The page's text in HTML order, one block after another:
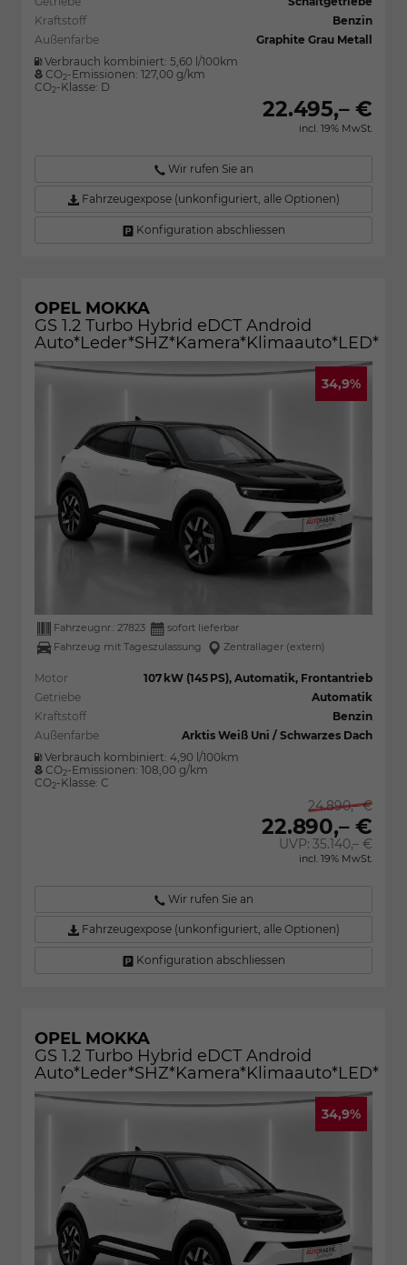
Kraftstoff
Benzin
Außenfarbe
Graphite Grau Metall
Verbrauch kombiniert: 5,60 l/100km
CO2-Emissionen: 127,00 g/km
CO2-Klasse: D
22.495,– €
incl. 19% MwSt.
Wir rufen Sie an
Fahrzeugexpose (unkonfiguriert, alle Optionen)
Konfiguration abschliessen
OPEL MOKKA
GS 1.2 Turbo Hybrid eDCT Android
Auto*Leder*SHZ*Kamera*Klimaauto*LED*
34,9%
Fahrzeugnr.: 27823
sofort lieferbar
Fahrzeug mit Tageszulassung
Zentrallager (extern)
Motor
107 kW (145 PS), Automatik, Frontantrieb
Getriebe
Automatik
Kraftstoff
Benzin
Außenfarbe
Arktis Weiß Uni / Schwarzes Dach
Verbrauch kombiniert: 4,90 l/100km
CO2-Emissionen: 108,00 g/km
CO2-Klasse: C
24.890,– €
22.890,– €
UVP:35.140,– €
incl. 19% MwSt.
Wir rufen Sie an
Fahrzeugexpose (unkonfiguriert, alle Optionen)
Konfiguration abschliessen
OPEL MOKKA
GS 1.2 Turbo Hybrid eDCT Android
Auto*Leder*SHZ*Kamera*Klimaauto*LED*
34,9%